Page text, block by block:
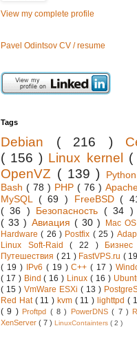
View my complete profile
Pavel Odintsov CV / resume
Tags
Debian ( 216 )
( 156 ) Linux kernel (
OpenVZ ( 139 ) Python
Bash ( 78 ) PHP ( 76 )
MySQL ( 69 ) FreeBSD(
( 36 ) Безопасность ( 34 )
( 33 ) Авиация ( 30 ) Mac
Hardware( 26 ) Postfix ( 25 )
Linux Soft-Raid( 22 )
Путешествия ( 21 ) FastVPS.ru (
( 19 )
IPv6 ( 19 )C++( 17 )
( 17 ) Bind( 16 ) Linux ( 16 )
( 15 ) VmWare ESXi ( 13 )
Red Hat ( 11 ) kvm ( 11 ) lighttpd (
( 9 ) Proftpd ( 8 ) PowerDNS( 7 )
XenServer ( 7 ) LinuxContainters ( 2 )